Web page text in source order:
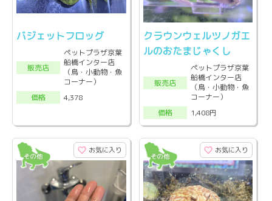
バジェットフロッグ
販売店
ペットプラザ京葉
船橋インター店
（鳥・小動物・魚
コーナー）
価格
4,378
クラウンウェルツノガエ
ルのおたまじゃくし
販売店
ペットプラザ京葉
船橋インター店
（鳥・小動物・魚
コーナー）
価格
1,408円
お気に入り お気に入り